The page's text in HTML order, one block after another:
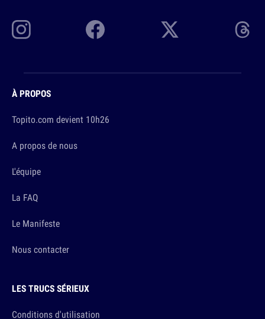
À PROPOS
Topito.com devient 10h26
A propos de nous
L'équipe
La FAQ
Le Manifeste
Nous contacter
LES TRUCS SÉRIEUX
Conditions d'utilisation